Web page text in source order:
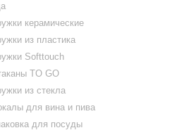
керамические
из пластика
Softtouch
TO GO
из стекла
для вина и пива
для посуды